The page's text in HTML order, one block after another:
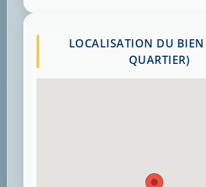
LOCALISATION DU
QUARTIER)